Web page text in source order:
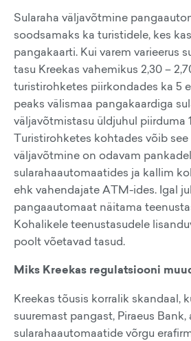
Sularaha väljavõtmine
soodsamaks ka turistidele, kes
pangakaarti. Kui varem varieerus
tasu Kreekas vahemikus 2,30 –
turistirohketes piirkondades ka 5
peaks välismaa pangakaardiga
väljavõtmistasu üldjuhul piirduma
Turistirohketes kohtades võib see
väljavõtmine on odavam
sularahaautomaatides ja kallim
ehk vahendajate ATM-ides. Igal
pangaautomaat näitama
Kohalikele teenustasudele
poolt võetavad tasud.
Miks Kreekas regulatsiooni
Kreekas tõusis korralik skandaal,
suuremast pangast, Piraeus Bank,
sularahaautomaatide võrgu